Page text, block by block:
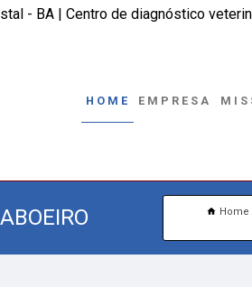
- BA | Centro de diagnóstico
HOME EMPRESA
Home